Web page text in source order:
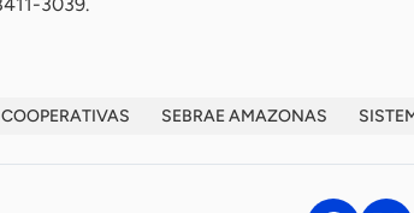
3039.
COOPERATIVAS SEBRAE AMAZONAS